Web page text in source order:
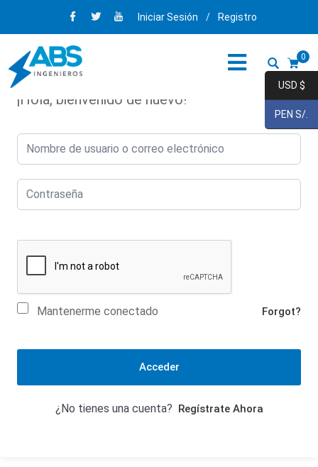
Iniciar Sesión / Registro
0
¡Hola, bienvenido de nuevo!
Mantenerme conectado Forgot?
Acceder
¿No tienes una cuenta? Regístrate Ahora
USD $
PEN S/.